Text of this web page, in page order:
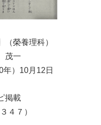
（榮養理科）
茂一
）10月12日
掲載
４７）